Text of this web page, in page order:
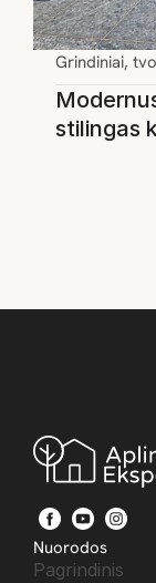
Grindiniai,
stilingas
Nuorodos
Pagrindinis